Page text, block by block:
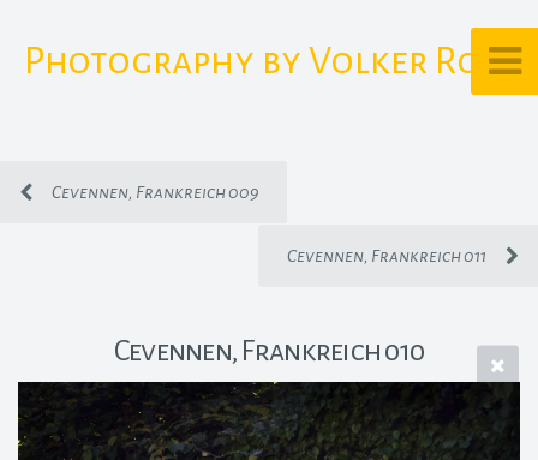
Photography by Volker Rost
Cevennen, Frankreich 009
Cevennen, Frankreich 011
Cevennen, Frankreich 010